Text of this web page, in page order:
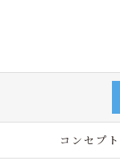
コンセプト